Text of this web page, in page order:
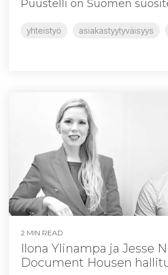
Puustelli on Suomen
yhteistyö asiakastyytyväisyys
2 MIN READ
Ilona Ylinampa ja Jesse
Document Housen